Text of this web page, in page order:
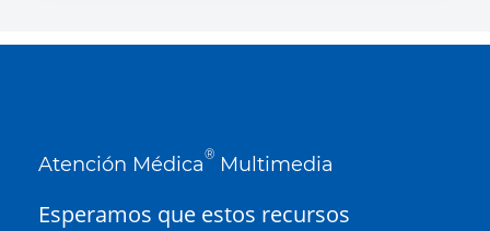
Atención Médica® Multimedia
Esperamos que estos recursos